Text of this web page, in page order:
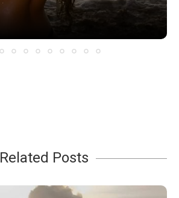
Related Posts